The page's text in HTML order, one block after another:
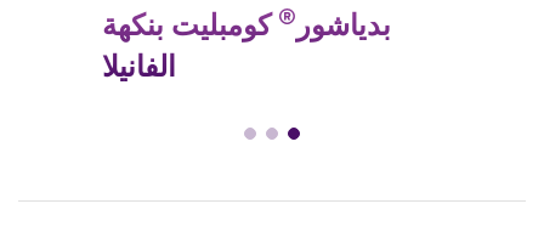
بدياشور ® كومبليت بنكهة
الفانيلا